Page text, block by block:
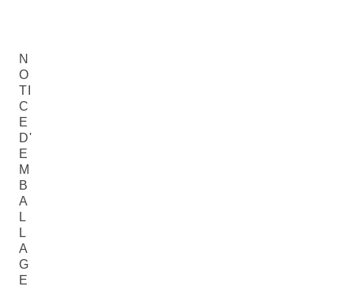
N
O
TI
C
E
D'
E
M
B
A
L
L
A
G
E